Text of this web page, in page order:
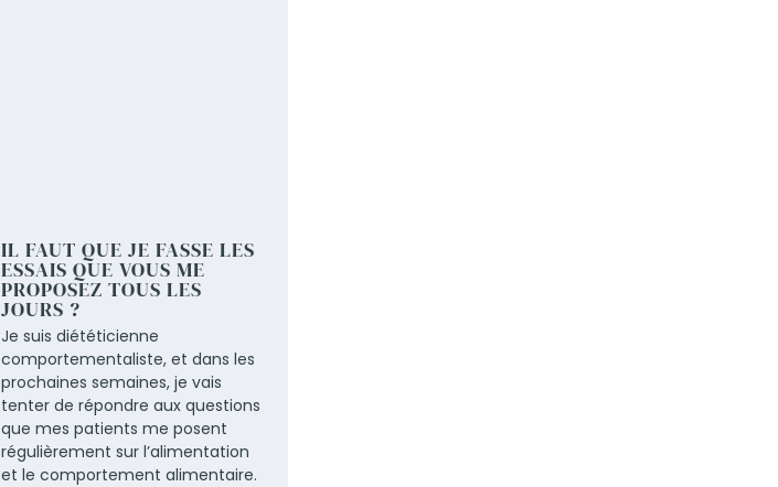
IL FAUT QUE JE FASSE LES
ESSAIS QUE VOUS ME
PROPOSEZ TOUS LES
JOURS ?
Je suis diététicienne
comportementaliste, et dans les
prochaines semaines, je vais
tenter de répondre aux questions
que mes patients me posent
régulièrement sur l’alimentation
et le comportement alimentaire.